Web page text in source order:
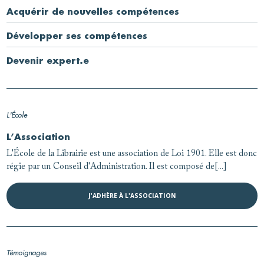
Acquérir de nouvelles compétences
Développer ses compétences
Devenir expert.e
L'École
L’Association
L'École de la Librairie est une association de Loi 1901. Elle est donc
régie par un Conseil d'Administration. Il est composé de[...]
J'ADHÈRE À L'ASSOCIATION
Témoignages